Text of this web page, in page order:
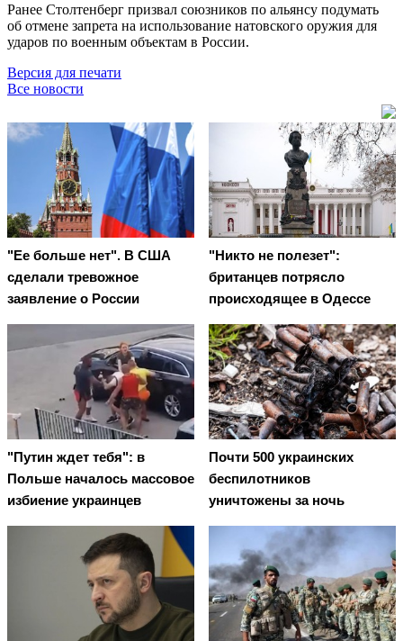
Ранее Столтенберг призвал союзников по альянсу подумать
об отмене запрета на использование натовского оружия для
ударов по военным объектам в России.
Версия для печати
Все новости
"Ее больше нет". В США
сделали тревожное
заявление о России
"Никто не полезет":
британцев потрясло
происходящее в Одессе
"Путин ждет тебя": в
Польше началось массовое
избиение украинцев
Почти 500 украинских
беспилотников
уничтожены за ночь